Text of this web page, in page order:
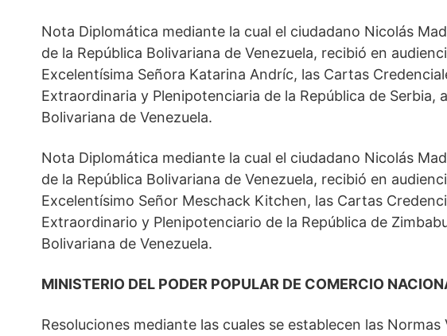
Nota Diplomática mediante la cual el ciudadano Nicolás
de la República Bolivariana de Venezuela, recibió en
Excelentísima Señora Katarina Andríc, las Cartas
Extraordinaria y Plenipotenciaria de la República de Serbia,
Bolivariana de Venezuela.
Nota Diplomática mediante la cual el ciudadano Nicolás
de la República Bolivariana de Venezuela, recibió en
Excelentísimo Señor Meschack Kitchen, las Cartas
Extraordinario y Plenipotenciario de la República de
Bolivariana de Venezuela.
MINISTERIO DEL PODER POPULAR DE COMERCIO
Resoluciones mediante las cuales se establecen las